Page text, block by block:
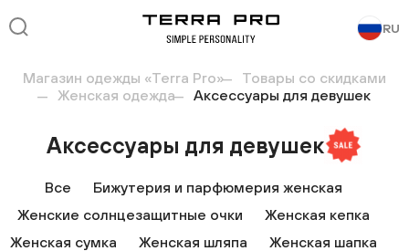
RU
Магазин одежды «Terra Pro»
Товары со скидками
Женская одежда
Аксессуары для девушек
Аксессуары для девушек
Все
Бижутерия и парфюмерия женская
Женские солнцезащитные очки
Женская кепка
Женская сумка
Женская шляпа
Женская шапка